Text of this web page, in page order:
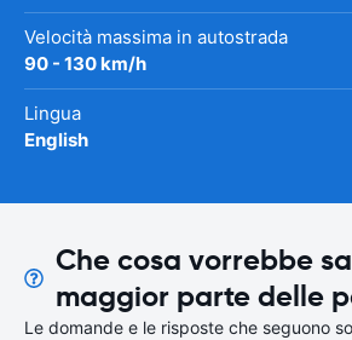
Velocità massima in autostrada
90 - 130 km/h
Lingua
English
Che cosa vorrebbe
maggior parte delle
Le domande e le risposte che seguono